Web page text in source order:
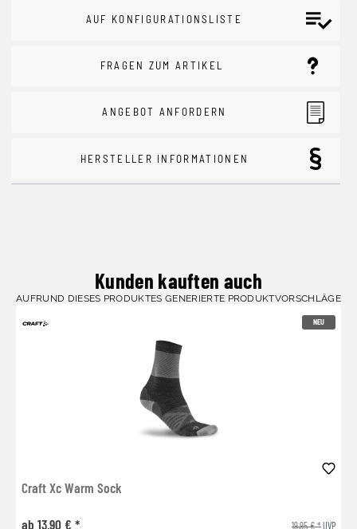
AUF KONFIGURATIONSLISTE
FRAGEN ZUM ARTIKEL
ANGEBOT ANFORDERN
HERSTELLER INFORMATIONEN
Kunden kauften auch
AUFRUND DIESES PRODUKTES GENERIERTE PRODUKTVORSCHLÄGE
NEU
Craft Xc Warm Sock
ab 13,90 € * 19,95 € *UVP